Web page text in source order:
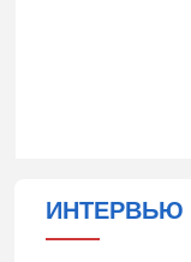
ИНТЕРВЬЮ